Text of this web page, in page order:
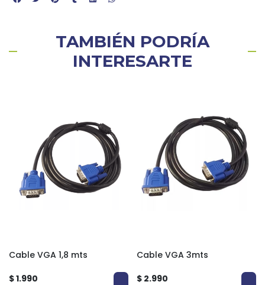
TAMBIÉN PODRÍA
INTERESARTE
Cable VGA 1,8 mts
$ 1.990
Cable VGA 3mts
$ 2.990